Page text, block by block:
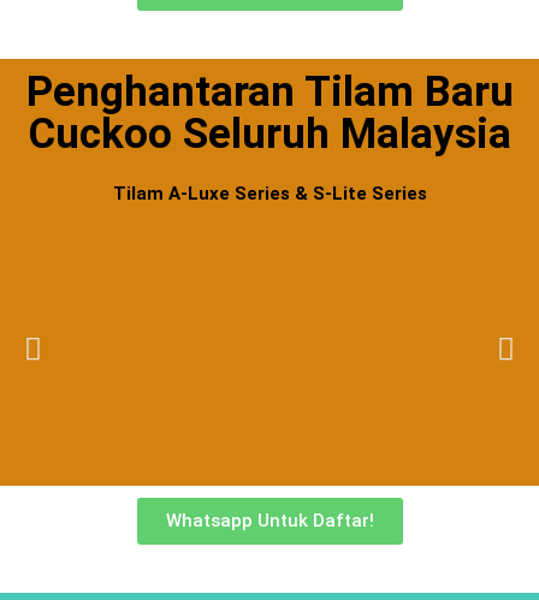
Penghantaran Tilam Baru
Cuckoo Seluruh Malaysia
Tilam A-Luxe Series & S-Lite Series
Whatsapp Untuk Daftar!